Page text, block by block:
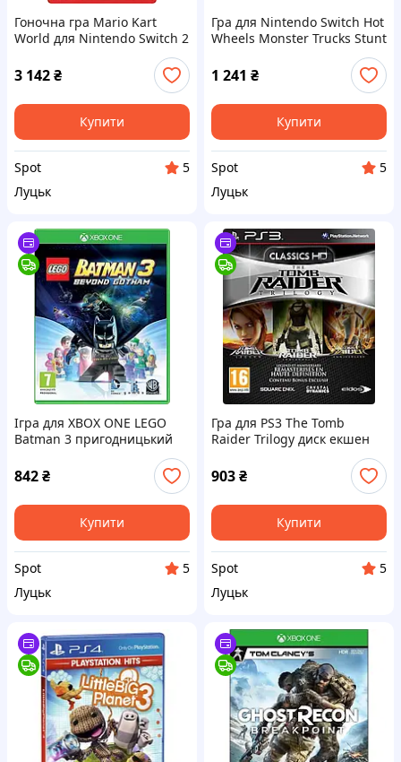
Гоночна гра Mario Kart
World для Nintendo Switch 2
гравців Grand Prix аркада
3 142₴
Купити
Spot
5
Луцьк
Гра для Nintendo Switch Hot
Wheels Monster Trucks Stunt
Mayhem картридж трюкова
екшен-аркада 1-2 гравці
багато
1 241 ₴
Купити
Spot
5
Луцьк
Ігра для XBOX ONE LEGO
Batman 3 пригодницький
кооперативний режим
842₴
Купити
Spot
5
Луцьк
Гра для PS3 The Tomb
Raider Trilogy диск екшен
графікою англійський
іспанський француз
903₴
Купити
Spot
5
Луцьк